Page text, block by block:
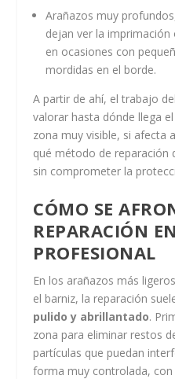
Arañazos muy
dejan ver la
en ocasiones con
mordidas en el borde.
A partir de ahí, el trabajo
valorar hasta dónde llega
zona muy visible, si afecta
qué método de reparación
sin comprometer la
CÓMO SE
REPARACIÓN
PROFESIONAL
En los arañazos más
el barniz, la reparación
pulido y abrillantado.
zona para eliminar restos
partículas que puedan
forma muy controlada,